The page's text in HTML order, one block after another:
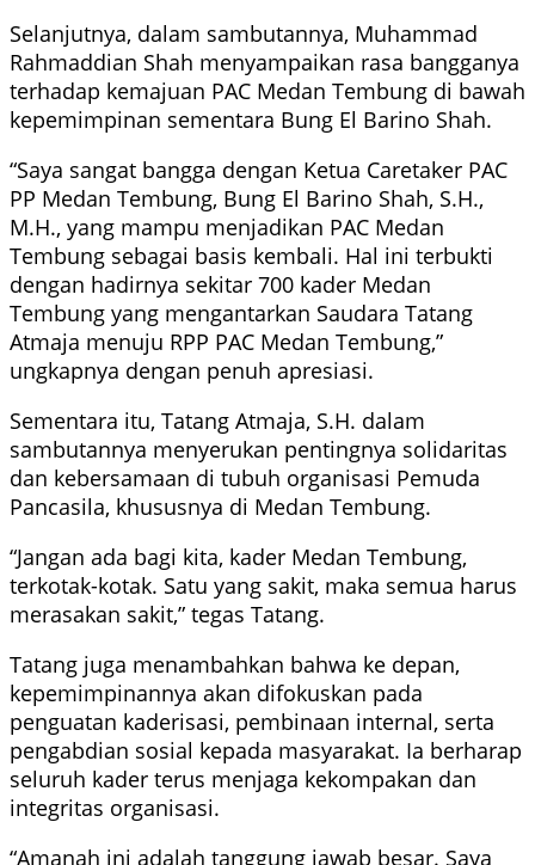
Selanjutnya, dalam sambutannya, Muhammad
Rahmaddian Shah menyampaikan rasa bangganya
terhadap kemajuan PAC Medan Tembung di bawah
kepemimpinan sementara Bung El Barino Shah.
“Saya sangat bangga dengan Ketua Caretaker PAC
PP Medan Tembung, Bung El Barino Shah, S.H.,
M.H., yang mampu menjadikan PAC Medan
Tembung sebagai basis kembali. Hal ini terbukti
dengan hadirnya sekitar 700 kader Medan
Tembung yang mengantarkan Saudara Tatang
Atmaja menuju RPP PAC Medan Tembung,”
ungkapnya dengan penuh apresiasi.
Sementara itu, Tatang Atmaja, S.H. dalam
sambutannya menyerukan pentingnya solidaritas
dan kebersamaan di tubuh organisasi Pemuda
Pancasila, khususnya di Medan Tembung.
“Jangan ada bagi kita, kader Medan Tembung,
terkotak-kotak. Satu yang sakit, maka semua harus
merasakan sakit,” tegas Tatang.
Tatang juga menambahkan bahwa ke depan,
kepemimpinannya akan difokuskan pada
penguatan kaderisasi, pembinaan internal, serta
pengabdian sosial kepada masyarakat. Ia berharap
seluruh kader terus menjaga kekompakan dan
integritas organisasi.
“Amanah ini adalah tanggung jawab besar. Saya